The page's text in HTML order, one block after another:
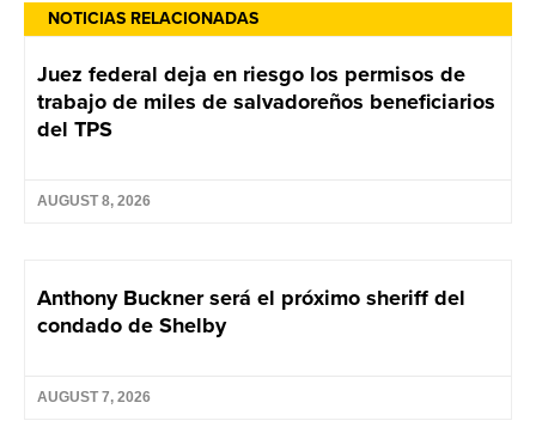
NOTICIAS RELACIONADAS
Juez federal deja en riesgo los permisos de
trabajo de miles de salvadoreños beneficiarios
del TPS
AUGUST 8, 2026
Anthony Buckner será el próximo sheriff del
condado de Shelby
AUGUST 7, 2026